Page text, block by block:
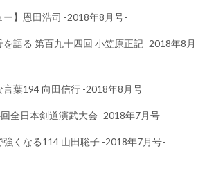
ー】恩田浩司 -2018年8月号-
を語る 第百九十四回 小笠原正記 -2018年8月
言葉194 向田信行 -2018年8月号
回全日本剣道演武大会 -2018年7月号-
強くなる114 山田聡子 -2018年7月号-